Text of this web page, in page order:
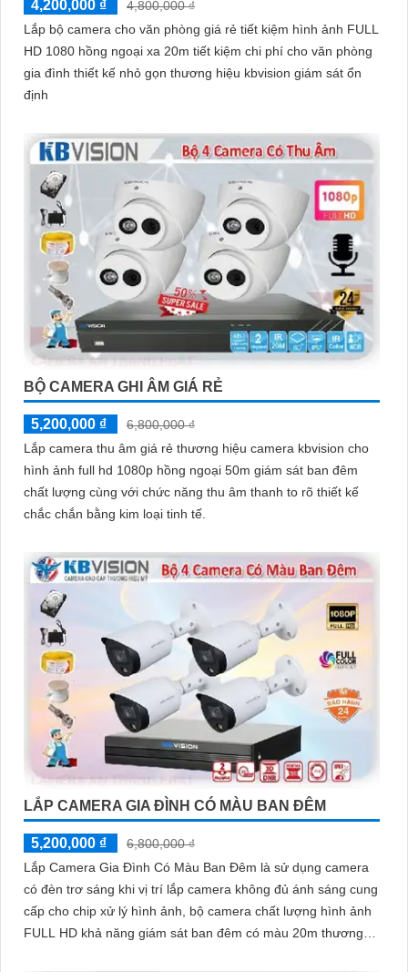
4,200,000 ₫
4,800,000 ₫
Lắp bộ camera cho văn phòng giá rẻ tiết kiệm hình ảnh FULL
HD 1080 hồng ngoại xa 20m tiết kiệm chi phí cho văn phòng
gia đình thiết kế nhỏ gọn thương hiệu kbvision giám sát ổn
định
BỘ CAMERA GHI ÂM GIÁ RẺ
5,200,000 ₫
6,800,000 ₫
Lắp camera thu âm giá rẻ thương hiệu camera kbvision cho
hình ảnh full hd 1080p hồng ngoại 50m giám sát ban đêm
chất lượng cùng với chức năng thu âm thanh to rõ thiết kế
chắc chắn bằng kim loại tinh tế.
LẮP CAMERA GIA ĐÌNH CÓ MÀU BAN ĐÊM
5,200,000 ₫
6,800,000 ₫
Lắp Camera Gia Đình Có Màu Ban Đêm là sử dụng camera
có đèn trơ sáng khi vị trí lắp camera không đủ ánh sáng cung
cấp cho chip xử lý hình ảnh, bộ camera chất lượng hình ảnh
FULL HD khả năng giám sát ban đêm có màu 20m thương